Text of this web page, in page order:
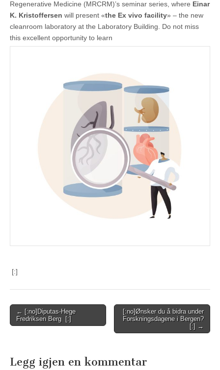
Regenerative Medicine (MRCRM)’s seminar series, where Einar
K. Kristoffersen will present «the Ex vivo facility» – the new
cleanroom laboratory at the Laboratory Building. Do not miss
this excellent opportunity to learn
[:]
Post
navigation
← [:no]Diputas-Hege
Fredriksen Berg [:]
[:no]Ønsker du å bidra under
Forskningsdagene i Bergen?
[:] →
Legg igjen en kommentar